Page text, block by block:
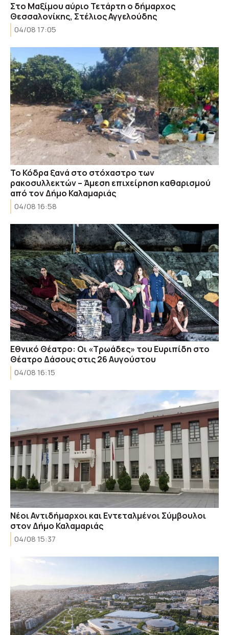
Στο Μαξίμου αύριο Τετάρτη ο δήμαρχος
Θεσσαλονίκης, Στέλιος Αγγελούδης
04/08 17:05
Το Κόδρα ξανά στο στόχαστρο των
ρακοσυλλεκτών – Άμεση επιχείρηση καθαρισμού
από τον Δήμο Καλαμαριάς
04/08 16:58
Εθνικό Θέατρο: Οι «Τρωάδες» του Ευριπίδη στο
Θέατρο Δάσους στις 26 Αυγούστου
04/08 16:15
Νέοι Αντιδήμαρχοι και Εντεταλμένοι Σύμβουλοι
στον Δήμο Καλαμαριάς
04/08 15:37